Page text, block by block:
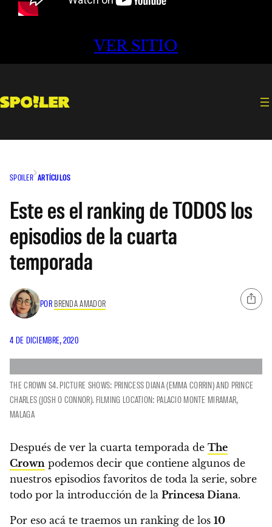
VER SITIO
SPOILER ARTÍCULOS
Este es el ranking de TODOS los
episodios de la cuarta
temporada
POR BRENDA AMADOR
4 DE DICIEMBRE, 2020
THE CROWN S4. PICTURE SHOWS: PRINCESS DIANA (EMMA CORRIN) AND PRINCE
CHARLES (JOSH O CONNOR). FILMING LOCATION: PALACIO MONTE MIRAMAR,
MALAGA
Después de ver la cuarta temporada de The
Crown podemos decir que contiene algunos de
nuestros episodios favoritos de toda la serie, sobre
todo por la introducción de la Princesa Diana.
Por eso acá te traemos un ranking de los 10